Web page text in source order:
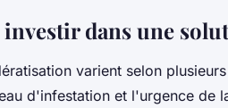
investir dans une
varient selon
d'infestation et l'urgence de